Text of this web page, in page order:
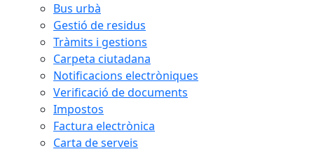
Bus urbà
Gestió de residus
Tràmits i gestions
Carpeta ciutadana
Notificacions electròniques
Verificació de documents
Impostos
Factura electrònica
Carta de serveis